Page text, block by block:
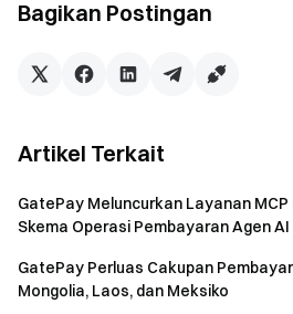
semua atau beberapa layanan dari
Perjanjian Pengguna
31 Maret 2025
Gerbang menuju Kripto
Perdagangkan lebih dari 3.800
aman, cepat, dan mudah di Gate
Ambil Tindakan Sekarang
Bagikan Postingan
Artikel Terkait
GatePay Meluncurkan Layanan
Skema Operasi Pembayaran Agen AI
GatePay Perluas Cakupan
Mongolia, Laos, dan Meksiko